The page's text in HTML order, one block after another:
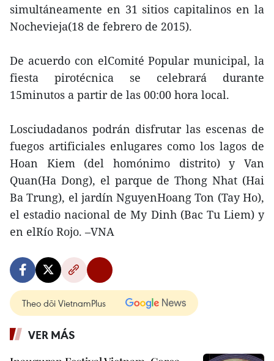
simultáneamente en 31 sitios capitalinos en la
Nochevieja(18 de febrero de 2015).
De acuerdo con elComité Popular municipal, la
fiesta pirotécnica se celebrará durante
15minutos a partir de las 00:00 hora local.
Losciudadanos podrán disfrutar las escenas de
fuegos artificiales enlugares como los lagos de
Hoan Kiem (del homónimo distrito) y Van
Quan(Ha Dong), el parque de Thong Nhat (Hai
Ba Trung), el jardín NguyenHoang Ton (Tay Ho),
el estadio nacional de My Dinh (Bac Tu Liem) y
en elRío Rojo. –VNA
Theo dõi VietnamPlus
VER MÁS